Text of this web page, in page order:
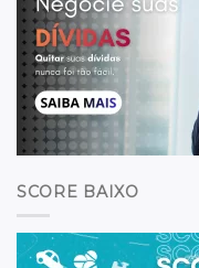
SCORE BAIXO